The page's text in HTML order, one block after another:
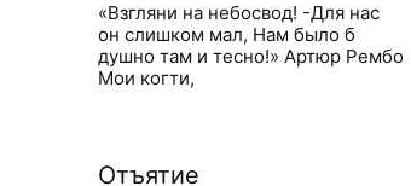
«Взгляни на небосвод! -Для нас
он слишком мал, Нам было б
душно там и тесно!» Артюр Рембо
Мои когти,
Отъятие